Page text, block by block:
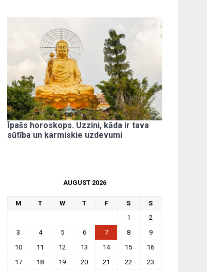
Īpašs horoskops. Uzzini, kāda ir tava
sūtība un karmiskie uzdevumi
AUGUST 2026
M T W T F S
S
1
2
3
4 5 6 7 8
9
10
11 12 13 14 15
16
17
18 19 20 21 22
23